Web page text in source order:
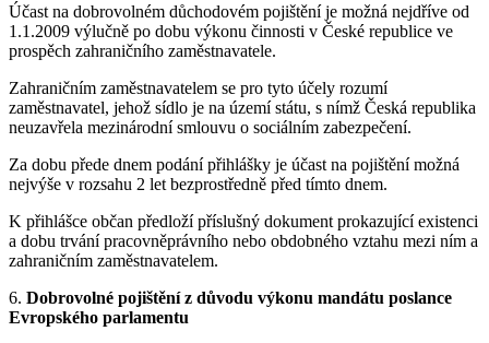
Účast na dobrovolném důchodovém pojištění je možná nejdříve od
1.1.2009 výlučně po dobu výkonu činnosti v České republice ve
prospěch zahraničního zaměstnavatele.
Zahraničním zaměstnavatelem se pro tyto účely rozumí
zaměstnavatel, jehož sídlo je na území státu, s nímž Česká republika
neuzavřela mezinárodní smlouvu o sociálním zabezpečení.
Za dobu přede dnem podání přihlášky je účast na pojištění možná
nejvýše v rozsahu 2 let bezprostředně před tímto dnem.
K přihlášce občan předloží příslušný dokument prokazující existenci
a dobu trvání pracovněprávního nebo obdobného vztahu mezi ním a
zahraničním zaměstnavatelem.
6. Dobrovolné pojištění z důvodu výkonu mandátu poslance
Evropského parlamentu